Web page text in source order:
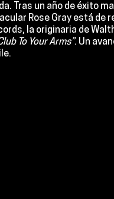
Tras un año de éxito
Rose Gray está de
la originaria de
To Your Arms”. Un